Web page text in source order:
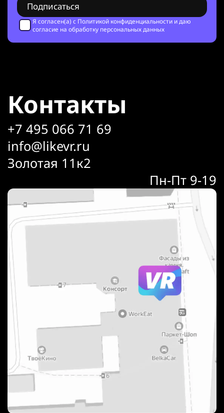
Я согласен(а) с Политикой конфиденциальности и даю
согласие на обработку персональных данных
Контакты
+7 495 066 71 69
info@likevr.ru
Золотая 11к2
Пн-Пт 9-19